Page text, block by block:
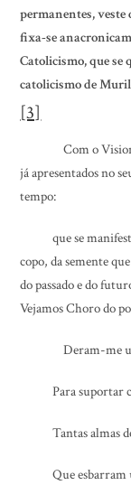
permanentes, veste
fixa-se
Catolicismo, que se
catolicismo de
[3]
Com o
já apresentados no
tempo:
que se manifesta
copo, da semente
do passado e do
Vejamos Choro do
Deram-me
Para suportar
Tantas almas
Que esbarram